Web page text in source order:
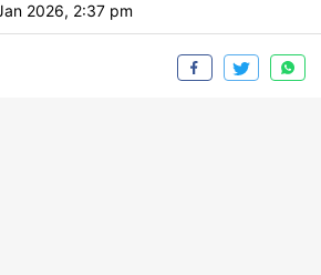
2026, 2:37 pm